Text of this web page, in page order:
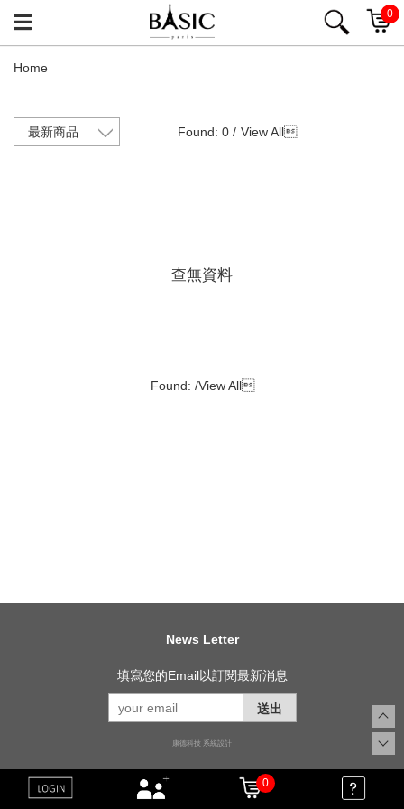
0
Home
Found: 0 / View All
查無資料
Found: /View All
News Letter
填寫您的Email以訂閱最新消息
送出
康德科技 系統設計
0